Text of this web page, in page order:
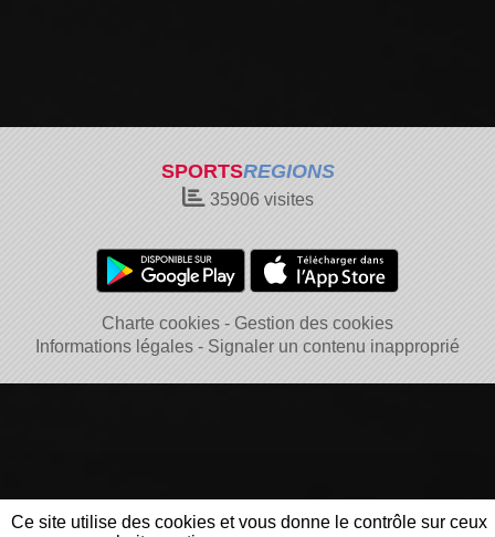
SPORTSREGIONS
35906visites
Charte cookies
Gestion des cookies
Informations légales
Signaler un contenu inapproprié
Ce site utilise des cookies et vous donne le contrôle sur ceux